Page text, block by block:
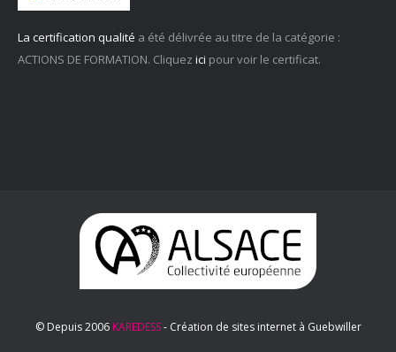
La certification qualité a été délivrée au titre de la catégorie :
ACTIONS DE FORMATION. Cliquez ici pour voir le certificat.
© Depuis 2006KAREDESS- Création de sites internet à Guebwiller